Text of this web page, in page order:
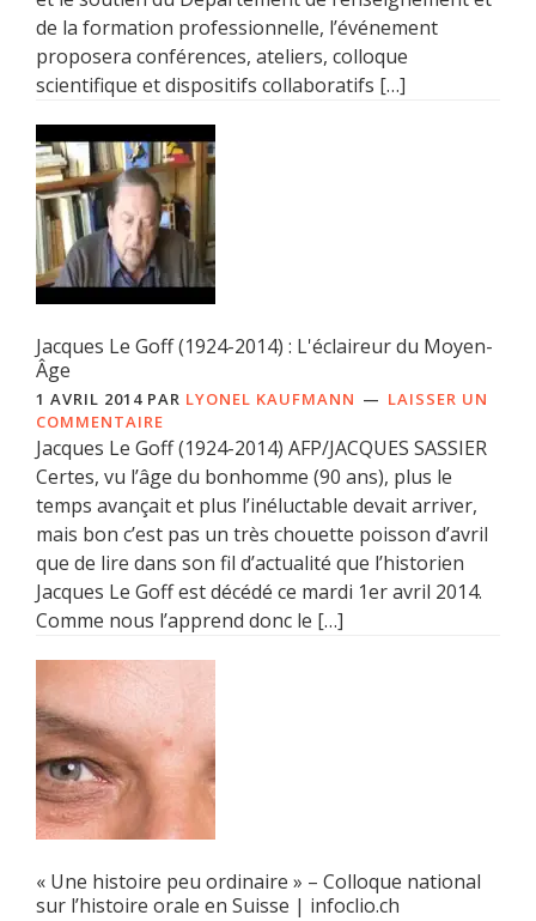
de la formation professionnelle, l’événement
proposera conférences, ateliers, colloque
scientifique et dispositifs collaboratifs […]
Jacques Le Goff (1924-2014) : L'éclaireur du Moyen-
Âge
1 AVRIL 2014 PAR LYONEL KAUFMANN
LAISSER UN
COMMENTAIRE
Jacques Le Goff (1924-2014) AFP/JACQUES SASSIER
Certes, vu l’âge du bonhomme (90 ans), plus le
temps avançait et plus l’inéluctable devait arriver,
mais bon c’est pas un très chouette poisson d’avril
que de lire dans son fil d’actualité que l’historien
Jacques Le Goff est décédé ce mardi 1er avril 2014.
Comme nous l’apprend donc le […]
« Une histoire peu ordinaire » – Colloque national
sur l’histoire orale en Suisse | infoclio.ch